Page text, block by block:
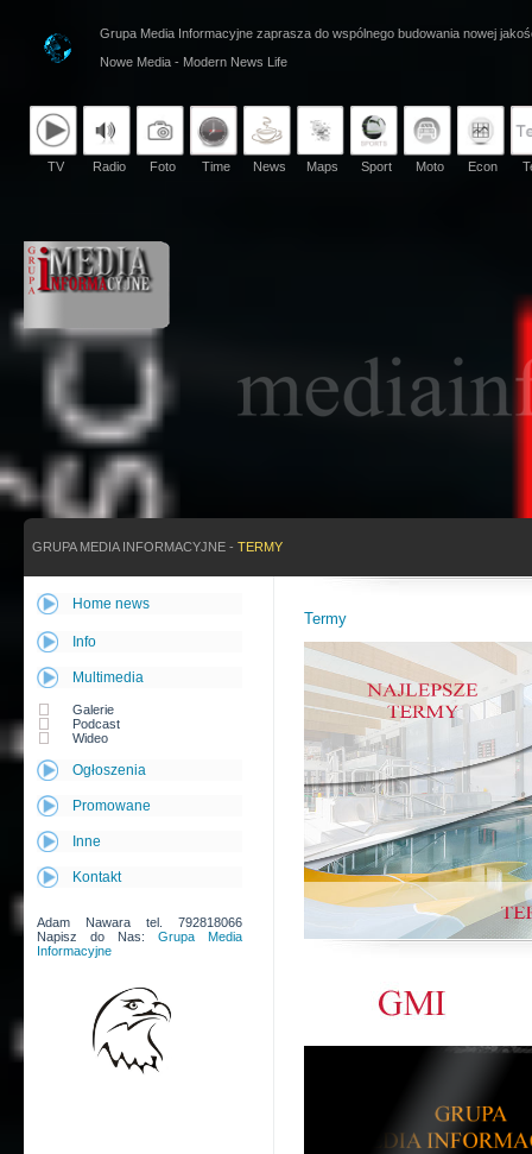
Grupa Media Informacyjne zaprasza do wspólnego budowania nowej
Nowe Media - Modern News Life
TV Radio Foto Time News Maps Sport Moto Econ
GRUPA MEDIA INFORMACYJNE - TERMY
Home news
Info
Multimedia
Galerie
Podcast
Wideo
Ogłoszenia
Promowane
Inne
Kontakt
Adam Nawara tel. 792818066
Napisz do Nas: Grupa Media
Informacyjne
Termy